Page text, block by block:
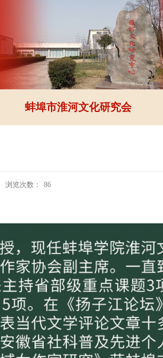
蚌埠市淮河文化研究会
浏览次数： 86